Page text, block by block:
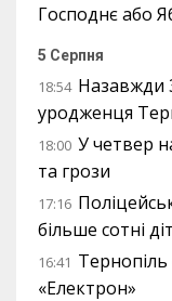
Господнє або
5 Серпня
18:54 Назавжди
уродженця
18:00 У четвер
та грози
17:16
більше сотні
16:41
«Електрон»